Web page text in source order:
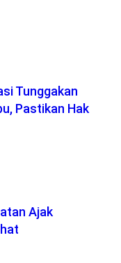
Tunggakan
Pastikan Hak
Ajak